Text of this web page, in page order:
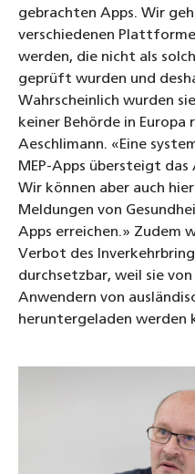
gebrachten Apps. Wir
verschiedenen
werden, die nicht als
geprüft wurden und
Wahrscheinlich wurden
keiner Behörde in
Aeschlimann. «Eine
MEP-Apps übersteigt
Wir können aber auch
Meldungen von
Apps erreichen.» Zudem
Verbot des
durchsetzbar, weil sie
Anwendern von
heruntergeladen werden